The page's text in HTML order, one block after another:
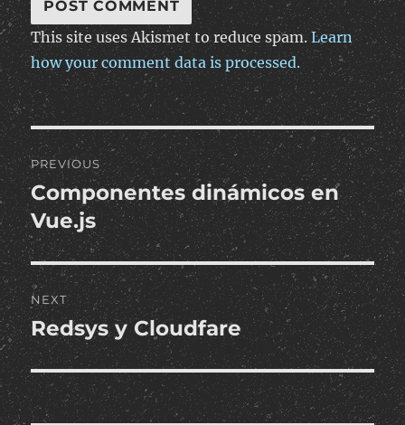
This site uses Akismet to reduce spam.Learn
how your comment data is processed.
Post
navigation
PREVIOUS
Previous
post:
Componentes dinámicos en
Vue.js
NEXT
Next
post:
Redsys y Cloudfare